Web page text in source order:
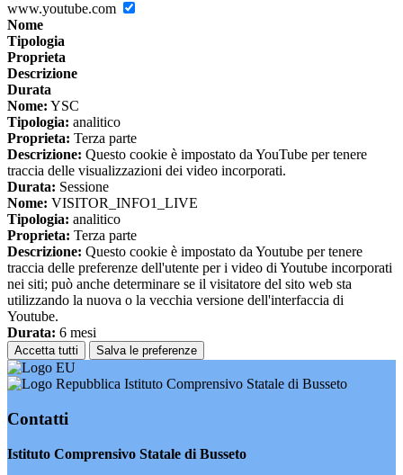
www.youtube.com
Nome
Tipologia
Proprieta
Descrizione
Durata
Nome: YSC
Tipologia: analitico
Proprieta: Terza parte
Descrizione: Questo cookie è impostato da YouTube per tenere
traccia delle visualizzazioni dei video incorporati.
Durata: Sessione
Nome: VISITOR_INFO1_LIVE
Tipologia: analitico
Proprieta: Terza parte
Descrizione: Questo cookie è impostato da Youtube per tenere
traccia delle preferenze dell'utente per i video di Youtube incorporati
nei siti; può anche determinare se il visitatore del sito web sta
utilizzando la nuova o la vecchia versione dell'interfaccia di
Youtube.
Durata: 6 mesi
Accetta tutti Salva le preferenze
Istituto Comprensivo Statale di Busseto
Contatti
Istituto Comprensivo Statale di Busseto